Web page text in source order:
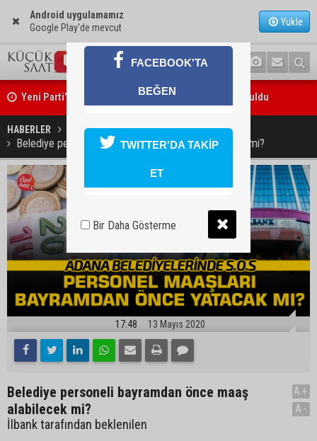
Android uygulamamız
Google Play'de mevcut
Yükle
Yeni Parti’nin Sarıçam ve Karataş teşkilatları oluşturuldu
Feke Belediye Başkanı Cömert Özen, Adana Valisi Mustafa Yavuz’u
ziyaret etti
HABERLER GÜNDEM
Belediye personeli bayramdan önce maaş alabilecek mi?
17:48 13 Mayıs 2020
Belediye personeli bayramdan önce maaş
alabilecek mi?
İlbank tarafından beklenilen
A+
A-
FACEBOOK'TA
BEĞEN
TWITTER'DA TAKİP
ET
Bir Daha Gösterme